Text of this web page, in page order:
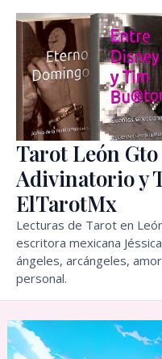
contenido
Tarot León
Adivinatorio y
ElTarotMx
Lecturas de Tarot en
escritora mexicana
ángeles, arcángeles,
personal.